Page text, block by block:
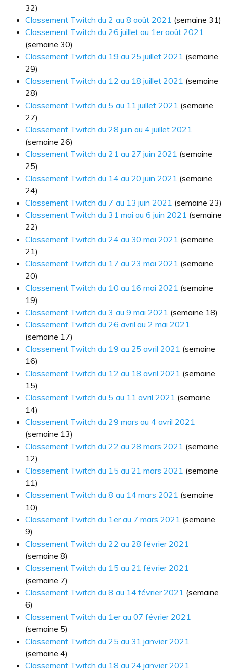
32)
Classement Twitch du 2 au 8 août 2021 (semaine 31)
Classement Twitch du 26 juillet au 1er août 2021
(semaine 30)
Classement Twitch du 19 au 25 juillet 2021 (semaine
29)
Classement Twitch du 12 au 18 juillet 2021 (semaine
28)
Classement Twitch du 5 au 11 juillet 2021 (semaine
27)
Classement Twitch du 28 juin au 4 juillet 2021
(semaine 26)
Classement Twitch du 21 au 27 juin 2021 (semaine
25)
Classement Twitch du 14 au 20 juin 2021 (semaine
24)
Classement Twitch du 7 au 13 juin 2021 (semaine 23)
Classement Twitch du 31 mai au 6 juin 2021 (semaine
22)
Classement Twitch du 24 au 30 mai 2021 (semaine
21)
Classement Twitch du 17 au 23 mai 2021 (semaine
20)
Classement Twitch du 10 au 16 mai 2021 (semaine
19)
Classement Twitch du 3 au 9 mai 2021 (semaine 18)
Classement Twitch du 26 avril au 2 mai 2021
(semaine 17)
Classement Twitch du 19 au 25 avril 2021 (semaine
16)
Classement Twitch du 12 au 18 avril 2021 (semaine
15)
Classement Twitch du 5 au 11 avril 2021 (semaine
14)
Classement Twitch du 29 mars au 4 avril 2021
(semaine 13)
Classement Twitch du 22 au 28 mars 2021 (semaine
12)
Classement Twitch du 15 au 21 mars 2021 (semaine
11)
Classement Twitch du 8 au 14 mars 2021 (semaine
10)
Classement Twitch du 1er au 7 mars 2021 (semaine
9)
Classement Twitch du 22 au 28 février 2021
(semaine 8)
Classement Twitch du 15 au 21 février 2021
(semaine 7)
Classement Twitch du 8 au 14 février 2021 (semaine
6)
Classement Twitch du 1er au 07 février 2021
(semaine 5)
Classement Twitch du 25 au 31 janvier 2021
(semaine 4)
Classement Twitch du 18 au 24 janvier 2021